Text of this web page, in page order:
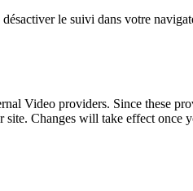
le suivi dans votre
Video providers. Since these
Changes will take effect once